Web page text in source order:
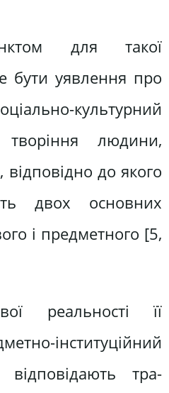
для такої
бути уявлення про
культурний
людини,
відповідно до якого
двох основних
і предметного [5,
реальності її
інституційний
тра­